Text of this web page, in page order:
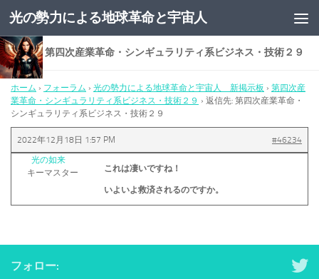
コンテンツへスキップ
光の勢力による地球革命と宇宙人
返信先: 第四次産業革命・シンギュラリティ系ビジネス・技術２９
ホーム › フォーラム › 光の勢力による地球革命と宇宙人 新掲示板 › 第四次産
業革命・シンギュラリティ系ビジネス・技術２９ › 返信先: 第四次産業革命・
シンギュラリティ系ビジネス・技術２９
2022年12月18日 1:57 PM
#46234
光の如来
キーマスター
これは凄いですね！
いよいよ救済されるのですか。
フォロー: